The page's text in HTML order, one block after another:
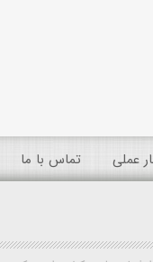
عملی تماس با ما